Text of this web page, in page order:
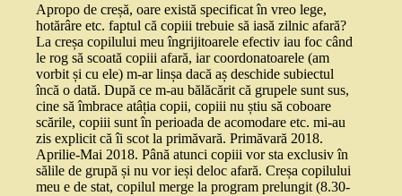
Apropo de creșă, oare există specificat în vreo lege,
hotărâre etc. faptul că copiii trebuie să iasă zilnic afară?
La creșa copilului meu îngrijitoarele efectiv iau foc când
le rog să scoată copiii afară, iar coordonatoarele (am
vorbit și cu ele) m-ar linșa dacă aș deschide subiectul
încă o dată. După ce m-au bălăcărit că grupele sunt sus,
cine să îmbrace atâția copii, copiii nu știu să coboare
scările, copiii sunt în perioada de acomodare etc. mi-au
zis explicit că îi scot la primăvară. Primăvară 2018.
Aprilie-Mai 2018. Până atunci copiii vor sta exclusiv în
sălile de grupă și nu vor ieși deloc afară. Creșa copilului
meu e de stat, copilul merge la program prelungit (8.30-